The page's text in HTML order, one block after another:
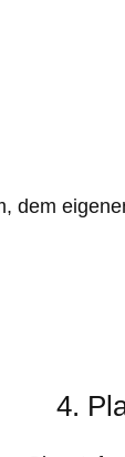
dem
4.